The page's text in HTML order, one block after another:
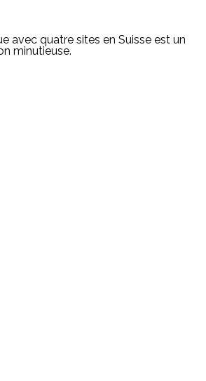
avec quatre sites en Suisse est un
minutieuse.